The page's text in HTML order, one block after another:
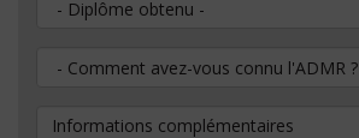
Comment avez-vous connu l'ADMR ?
Informations complémentaires